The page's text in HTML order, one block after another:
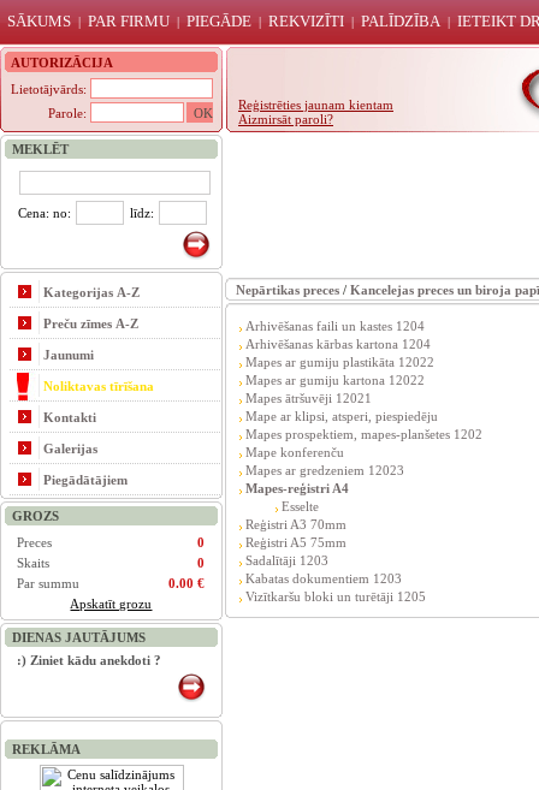
SĀKUMS | PAR FIRMU| PIEGĀDE | REKVIZĪTI | PALĪDZĪBA | IETEIKT
AUTORIZĀCIJA
Lietotājvārds:
Parole:
Reģistrēties jaunam kientam
Aizmirsāt paroli?
MEKLĒT
Cena: no: līdz:
Kategorijas A-Z
Preču zīmes A-Z
Jaunumi
Noliktavas tīrīšana
Kontakti
Galerijas
Piegādātājiem
GROZS
Preces
0
Skaits
0
Par summu
0.00 €
Apskatīt grozu
DIENAS JAUTĀJUMS
:) Ziniet kādu anekdoti ?
REKLĀMA
Nepārtikas preces / Kancelejas preces un biroja
Arhivēšanas faili un kastes 1204
Arhivēšanas kārbas kartona 1204
Mapes ar gumiju plastikāta 12022
Mapes ar gumiju kartona 12022
Mapes ātršuvēji 12021
Mape ar klipsi, atsperi, piespiedēju
Mapes prospektiem, mapes-planšetes 1202
Mape konferenču
Mapes ar gredzeniem 12023
Mapes-reģistri A4
Esselte
Reģistri A3 70mm
Reģistri A5 75mm
Sadalītāji 1203
Kabatas dokumentiem 1203
Vizītkaršu bloki un turētāji 1205